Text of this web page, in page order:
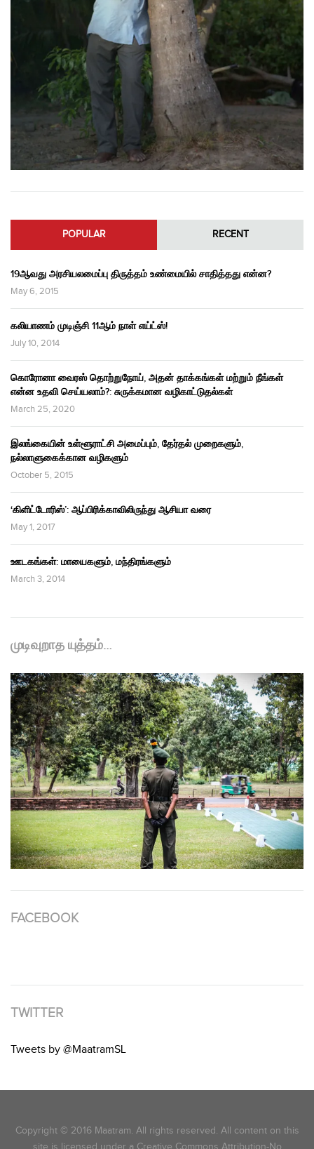
POPULAR RECENT
19ஆவது அரசியலமைப்பு திருத்தம் உண்மையில் சாதித்தது என்ன?
May 6, 2015
கலியாணம் முடிஞ்சி 11ஆம் நாள் எய்ட்ஸ்!
July 10, 2014
கொரோனா வைரஸ் தொற்றுநோய், அதன் தாக்கங்கள் மற்றும் நீங்கள்
என்ன உதவி செய்யலாம்?: சுருக்கமான வழிகாட்டுதல்கள்
March 25, 2020
இலங்கையின் உள்ளூராட்சி அமைப்பும், தேர்தல் முறைகளும்,
நல்லாளுகைக்கான வழிகளும்
October 5, 2015
‘கிளிட்டோரிஸ்’: ஆப்பிரிக்காவிலிருந்து ஆசியா வரை
May 1, 2017
ஊடகங்கள்: மாயைகளும், மந்திரங்களும்
March 3, 2014
முடிவுறாத யுத்தம்…
FACEBOOK
TWITTER
Tweets by @MaatramSL
Copyright © 2016 Maatram. All rights reserved. All content on this
site is licensed under a Creative Commons Attribution-No